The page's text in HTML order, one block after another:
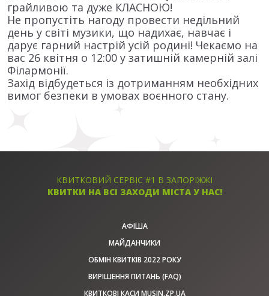
грайливою та дуже КЛАСНОЮ!
Не пропустіть нагоду провести недільний
день у світі музики, що надихає, навчає і
дарує гарний настрій усій родині! Чекаємо на
вас 26 квітня о 12:00 у затишній камерній залі
Філармонії.
Захід відбудеться із дотриманням необхідних
вимог безпеки в умовах воєнного стану.
КВИТКОВИЙ СЕРВІС #1 В ЗАПОРІЖЖІ
КВИТКИ НА ВСІ ЗАХОДИ МІСТА У НАС!
АФІША
МАЙДАНЧИКИ
ОБМІН КВИТКІВ 2022 РОКУ
ВИРІШЕННЯ ПИТАНЬ (FAQ)
КВИТКОВІ КАСИ MUSIN.ZP.UA